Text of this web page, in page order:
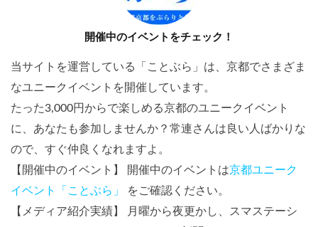
開催中のイベントをチェック！
当サイトを運営している「ことぶら」は、京都でさまざま
なユニークイベントを開催しています。
たった3,000円からで楽しめる京都のユニークイベント
に、あなたも参加しませんか？常連さんは良い人ばかりな
ので、すぐ仲良くなれますよ。
【開催中のイベント】 開催中のイベントは京都ユニーク
イベント「ことぶら」
をご確認ください。
【メディア紹介実績】 月曜から夜更かし、スマステーシ